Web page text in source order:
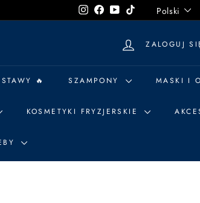
InstagramFacebook
YouTubeTikTokJęzyk
Polski
ZALOGUJ
🔥 SZAMPONY MASKI I
KOSMETYKI FRYZJERSKIE